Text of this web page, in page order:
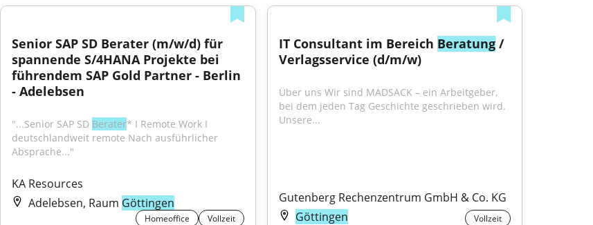
Senior SAP SD Berater (m/w/d) für
spannende S/4HANA Projekte bei
führendem SAP Gold Partner - Berlin
- Adelebsen
"...Senior SAP SD Berater* I Remote Work I
deutschlandweit remote Nach ausführlicher
Absprache..."
KA Resources
Adelebsen, Raum Göttingen
Homeoffice Vollzeit
IT Consultant im Bereich Beratung /
Verlagsservice (d/m/w)
Über uns Wir sind MADSACK – ein Arbeitgeber,
bei dem jeden Tag Geschichte geschrieben wird.
Unsere...
Gutenberg Rechenzentrum GmbH & Co. KG
Göttingen
Vollzeit